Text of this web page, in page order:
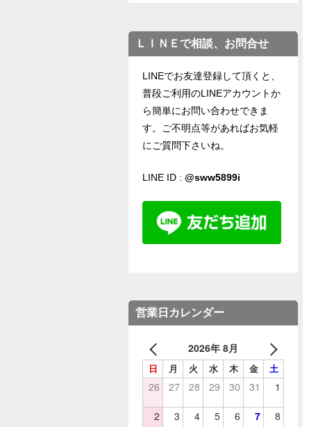
ＬＩＮＥで相談、お問合せ
LINEでお友達登録して頂くと、
普段ご利用のLINEアカウントか
ら簡単にお問い合わせできま
す。ご不明点等があればお気軽
にご質問下さいね。
LINE ID : @sww5899i
営業日カレンダー
2026年 8月
日 月 火 水 木 金 土
26 27 28 29 30 31 1
2 3 4 5 6 7 8